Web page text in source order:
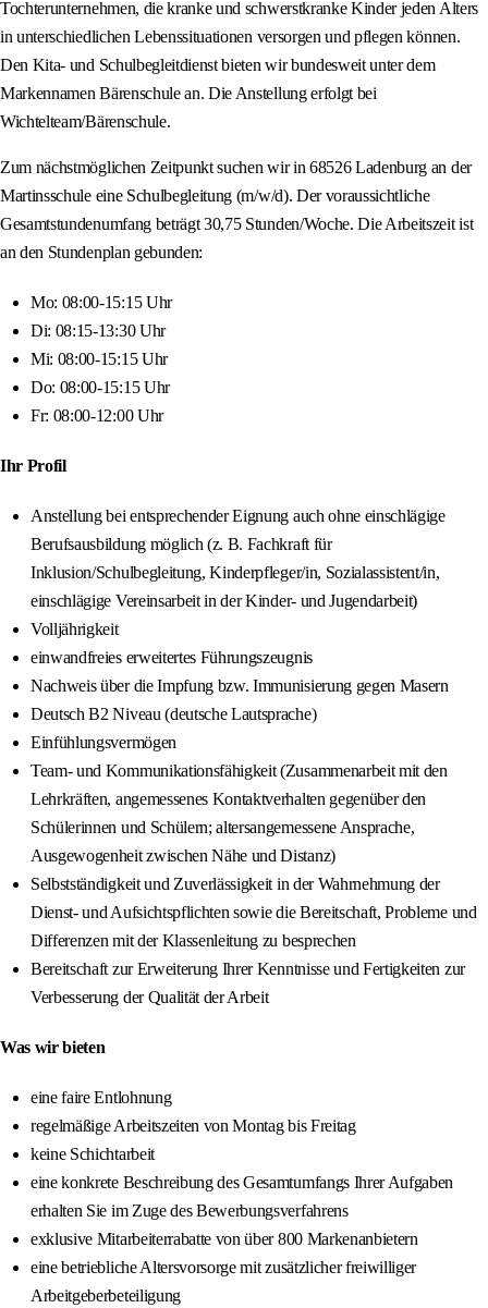
Tochterunternehmen, die kranke und schwerstkranke Kinder jeden Alters
in unterschiedlichen Lebenssituationen versorgen und pflegen können.
Den Kita- und Schulbegleitdienst bieten wir bundesweit unter dem
Markennamen Bärenschule an. Die Anstellung erfolgt bei
Wichtelteam/Bärenschule.
Zum nächstmöglichen Zeitpunkt suchen wir in 68526 Ladenburg an der
Martinsschule eine Schulbegleitung (m/w/d). Der voraussichtliche
Gesamtstundenumfang beträgt 30,75 Stunden/Woche. Die Arbeitszeit ist
an den Stundenplan gebunden:
Mo: 08:00-15:15 Uhr
Di: 08:15-13:30 Uhr
Mi: 08:00-15:15 Uhr
Do: 08:00-15:15 Uhr
Fr: 08:00-12:00 Uhr
Ihr Profil
Anstellung bei entsprechender Eignung auch ohne einschlägige
Berufsausbildung möglich (z. B. Fachkraft für
Inklusion/Schulbegleitung, Kinderpfleger/in, Sozialassistent/in,
einschlägige Vereinsarbeit in der Kinder- und Jugendarbeit)
Volljährigkeit
einwandfreies erweitertes Führungszeugnis
Nachweis über die Impfung bzw. Immunisierung gegen Masern
Deutsch B2 Niveau (deutsche Lautsprache)
Einfühlungsvermögen
Team- und Kommunikationsfähigkeit (Zusammenarbeit mit den
Lehrkräften, angemessenes Kontaktverhalten gegenüber den
Schülerinnen und Schülern; altersangemessene Ansprache,
Ausgewogenheit zwischen Nähe und Distanz)
Selbstständigkeit und Zuverlässigkeit in der Wahrnehmung der
Dienst- und Aufsichtspflichten sowie die Bereitschaft, Probleme und
Differenzen mit der Klassenleitung zu besprechen
Bereitschaft zur Erweiterung Ihrer Kenntnisse und Fertigkeiten zur
Verbesserung der Qualität der Arbeit
Was wir bieten
eine faire Entlohnung
regelmäßige Arbeitszeiten von Montag bis Freitag
keine Schichtarbeit
eine konkrete Beschreibung des Gesamtumfangs Ihrer Aufgaben
erhalten Sie im Zuge des Bewerbungsverfahrens
exklusive Mitarbeiterrabatte von über 800 Markenanbietern
eine betriebliche Altersvorsorge mit zusätzlicher freiwilliger
Arbeitgeberbeteiligung